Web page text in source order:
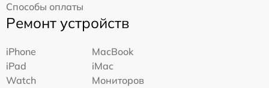
Способы оплаты
Ремонт устройств
iPhone
MacBook
iPad
iMac
Watch
Мониторов